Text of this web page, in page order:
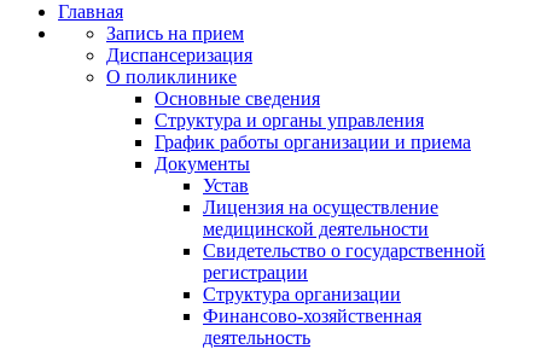
Главная
Запись на прием
Диспансеризация
О поликлинике
Основные сведения
Структура и органы управления
График работы организации и приема
Документы
Устав
Лицензия на осуществление
медицинской деятельности
Свидетельство о государственной
регистрации
Структура организации
Финансово-хозяйственная
деятельность